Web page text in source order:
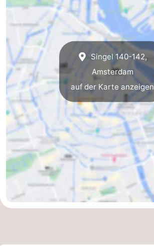
Singel 140-142,
Amsterdam
auf der Karte anzeigen